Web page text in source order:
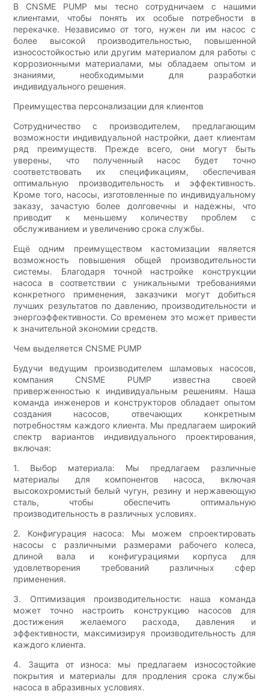
В CNSME PUMP мы тесно сотрудничаем с нашими
клиентами, чтобы понять их особые потребности в
перекачке. Независимо от того, нужен ли им насос с
более высокой производительностью, повышенной
износостойкостью или другим материалом для работы с
коррозионными материалами, мы обладаем опытом и
знаниями, необходимыми для разработки
индивидуального решения.
Преимущества персонализации для клиентов
Сотрудничество с производителем, предлагающим
возможности индивидуальной настройки, дает клиентам
ряд преимуществ. Прежде всего, они могут быть
уверены, что полученный насос будет точно
соответствовать их спецификациям, обеспечивая
оптимальную производительность и эффективность.
Кроме того, насосы, изготовленные по индивидуальному
заказу, зачастую более долговечны и надежны, что
приводит к меньшему количеству проблем с
обслуживанием и увеличению срока службы.
Ещё одним преимуществом кастомизации является
возможность повышения общей производительности
системы. Благодаря точной настройке конструкции
насоса в соответствии с уникальными требованиями
конкретного применения, заказчики могут добиться
лучших результатов по давлению, производительности и
энергоэффективности. Со временем это может привести
к значительной экономии средств.
Чем выделяется CNSME PUMP
Будучи ведущим производителем шламовых насосов,
компания CNSME PUMP известна своей
приверженностью к индивидуальным решениям. Наша
команда инженеров и конструкторов обладает опытом
создания насосов, отвечающих конкретным
потребностям каждого клиента. Мы предлагаем широкий
спектр вариантов индивидуального проектирования,
включая:
1. Выбор материала: Мы предлагаем различные
материалы для компонентов насоса, включая
высокохромистый белый чугун, резину и нержавеющую
сталь, чтобы обеспечить оптимальную
производительность в различных условиях.
2. Конфигурация насоса: Мы можем спроектировать
насосы с различными размерами рабочего колеса,
длиной вала и конфигурациями корпуса для
удовлетворения требований различных сфер
применения.
3. Оптимизация производительности: наша команда
может точно настроить конструкцию насосов для
достижения желаемого расхода, давления и
эффективности, максимизируя производительность для
каждого клиента.
4. Защита от износа: мы предлагаем износостойкие
покрытия и материалы для продления срока службы
насоса в абразивных условиях.